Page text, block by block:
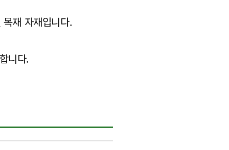
재 자재입니다.
니다.